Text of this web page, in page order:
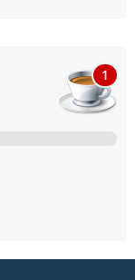
1